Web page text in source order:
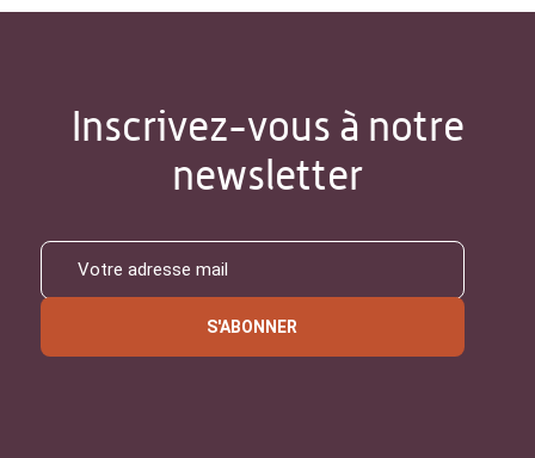
Inscrivez-vous à notre
newsletter
S'ABONNER